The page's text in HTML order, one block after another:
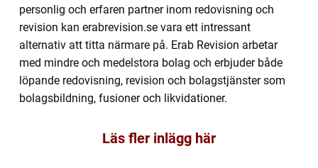
personlig och erfaren partner inom redovisning och
revision kan erabrevision.se vara ett intressant
alternativ att titta närmare på. Erab Revision arbetar
med mindre och medelstora bolag och erbjuder både
löpande redovisning, revision och bolagstjänster som
bolagsbildning, fusioner och likvidationer.
Läs fler inlägg här